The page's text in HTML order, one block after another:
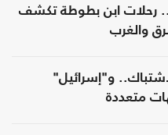
رحلات ابن بطوطة تكشف
والغرب
و"إسرائيل"
متعددة